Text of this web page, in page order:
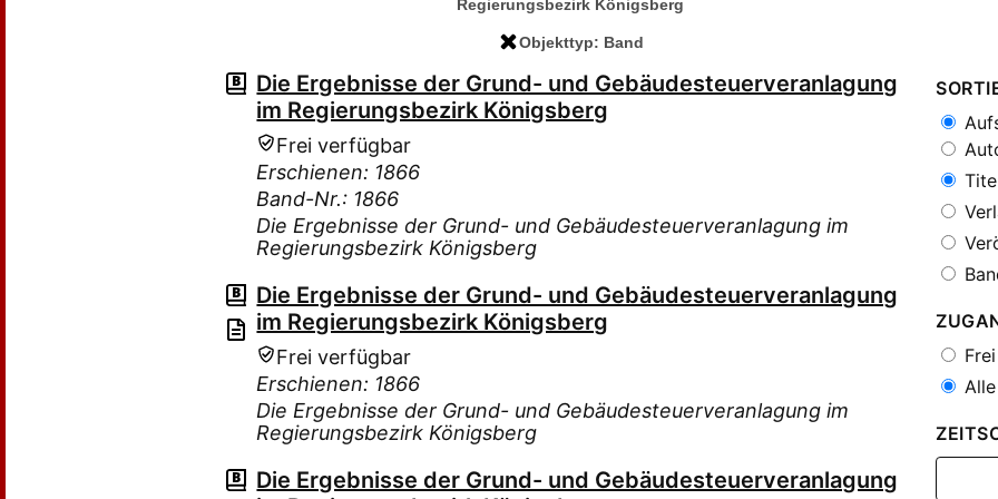
Regierungsbezirk Königsberg
Objekttyp: Band
Die Ergebnisse der Grund- und Gebäudesteuerveranlagung
im Regierungsbezirk Königsberg
Frei verfügbar
Erschienen: 1866
Band-Nr.: 1866
Die Ergebnisse der Grund- und Gebäudesteuerveranlagung im
Regierungsbezirk Königsberg
Die Ergebnisse der Grund- und Gebäudesteuerveranlagung
im Regierungsbezirk Königsberg
Frei verfügbar
Erschienen: 1866
Die Ergebnisse der Grund- und Gebäudesteuerveranlagung im
Regierungsbezirk Königsberg
Die Ergebnisse der Grund- und Gebäudesteuerveranlagung
Alle